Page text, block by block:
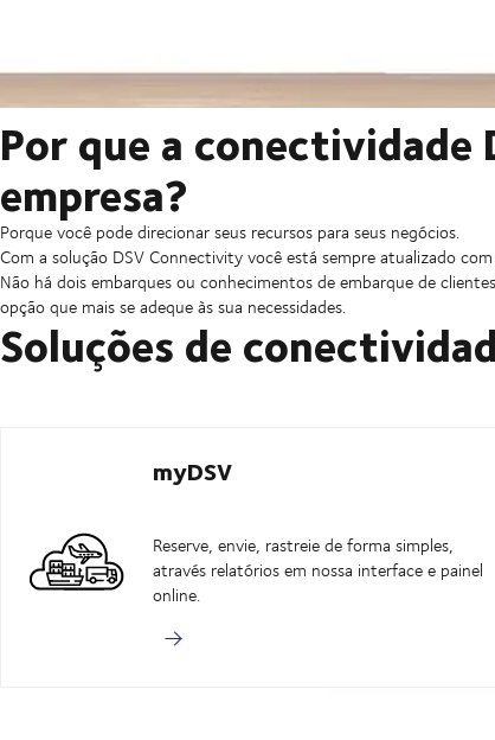
Por que a conectividade
empresa?
Porque você pode direcionar seus recursos para seus negócios.
Com a solução DSV Connectivity você está sempre atualizado
Não há dois embarques ou conhecimentos de embarque de
opção que mais se adeque às sua necessidades.
Soluções de
myDSV
Reserve, envie, rastreie de forma simples,
através relatórios em nossa interface e painel
online.